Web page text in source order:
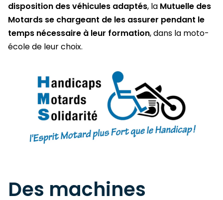
disposition des véhicules adaptés, la Mutuelle des
Motards se chargeant de les assurer pendant le
temps nécessaire à leur formation, dans la moto-
école de leur choix.
Des machines